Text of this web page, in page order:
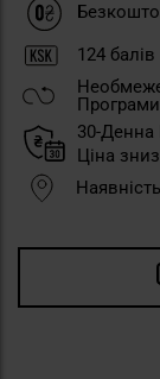
124
30-Денна
Ціна